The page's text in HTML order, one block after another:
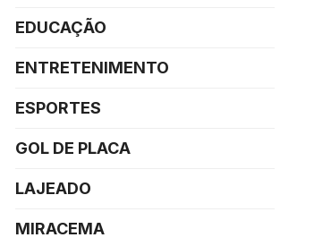
EDUCAÇÃO
ENTRETENIMENTO
ESPORTES
GOL DE PLACA
LAJEADO
MIRACEMA